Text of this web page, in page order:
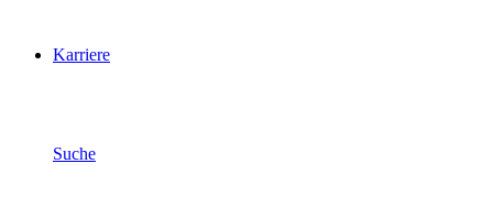
Karriere
Suche